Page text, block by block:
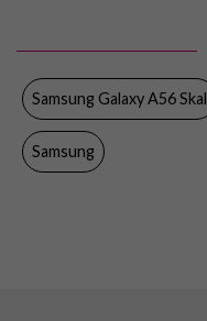
Färg
Material
Varumärke
Samsung Galaxy A56 Skal
Samsung